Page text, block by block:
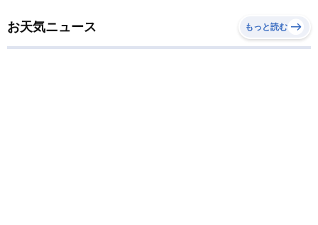
お天気ニュース もっと読む